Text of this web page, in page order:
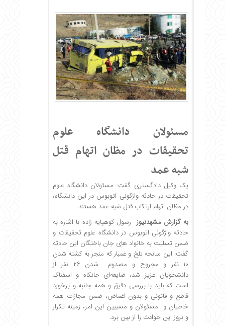
مسئولان دانشگاه علوم
تحقیقات در مظان اتهام قتل
شبه عمد
یک وکیل دادگستری گفت: مسئولان دانشگاه علوم
تحقیقات در حادثه واژگونی اتوبوس در این دانشگاه،
در مظان اتهام ارتکاب قتل شبه عمد هستند.
به گزارش مشهدنیوز رسول کوهپایه زاده با اشاره به
حادثه واژگونی اتوبوس در دانشگاه علوم تحقیقات و
ضمن تسلیت به خانواد های جان باختگان این حادثه
گفت: این سانحه تلخ و غمبار که منجر به کشته شدن
۱۰ نفر و مجروح و مصدوم شدن ۲۶ نفر از
دانشجویان عزیز شد، ضایعه‌ای جانکاه و اسفناک
است که باید با بررسی دقیق و همه جانبه و برخورد
قاطع و قانونی و بدون اغماض، ضمن مجازات همه
خاطیان و مسئولان و مسببین این امر، زمینه تکرار
و بروز این حوادث را از بین برد.